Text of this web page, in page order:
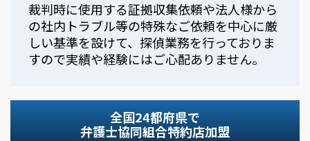
裁判時に使用する証拠収集依頼や法人様から
の社内トラブル等の特殊なご依頼を中心に厳
しい基準を設けて、探偵業務を行っておりま
すので実績や経験にはご心配ありません。
全国24都府県で
弁護士協同組合特約店加盟